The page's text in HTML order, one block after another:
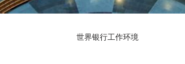
世界银行工作环境